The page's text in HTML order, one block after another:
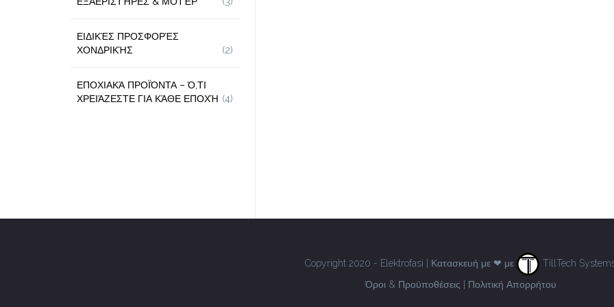
ΕΙΔΙΚΈΣ ΠΡΟΣΦΟΡΈΣ
ΧΟΝΔΡΙΚΉΣ
(2)
ΕΠΟΧΙΑΚΆ ΠΡΟΪΌΝΤΑ – Ό,ΤΙ
ΧΡΕΙΆΖΕΣΤΕ ΓΙΑ ΚΆΘΕ ΕΠΟΧΉ (4)
Copyright 2020 - Elektrofasi | Κατασκευή με ❤ με
TillTech
Όροι & Προϋποθέσεις
Πολιτική Απορρήτου